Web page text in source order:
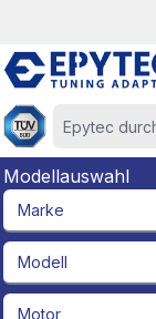
Modellauswahl
brandId
modelId
engineId